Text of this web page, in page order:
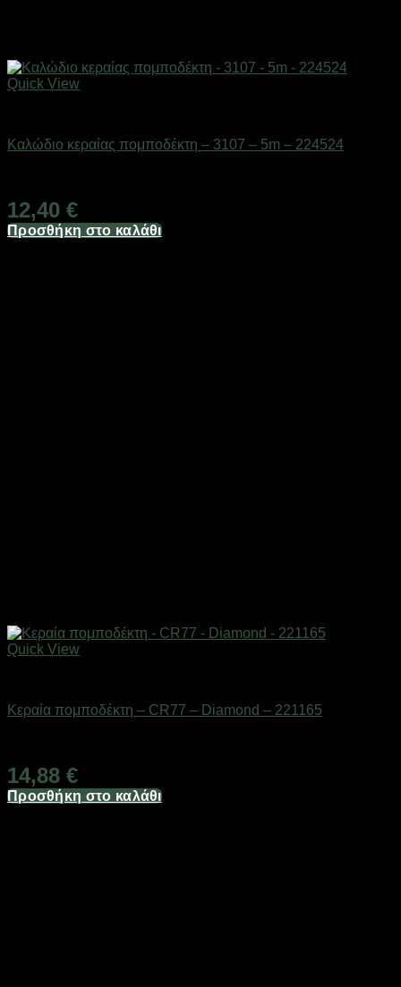
Quick View
Καλώδιο κεραίας πομποδέκτη – 3107 – 5m – 224524
12,40 €
Προσθήκη στο καλάθι
Quick View
Κεραία πομποδέκτη – CR77 – Diamond – 221165
14,88 €
Προσθήκη στο καλάθι